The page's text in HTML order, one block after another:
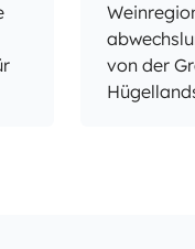
von der